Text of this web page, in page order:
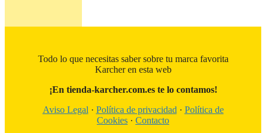
Todo lo que necesitas saber sobre tu marca favorita
Karcher en esta web
¡En tienda-karcher.com.es te lo contamos!
Aviso Legal · Política de privacidad · Política de
Cookies · Contacto